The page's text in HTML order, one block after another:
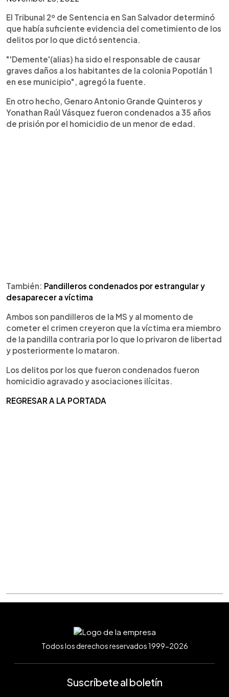
El Tribunal 2º de Sentencia en San Salvador determinó
que había suficiente evidencia del cometimiento de los
delitos por lo que dictó sentencia.
"'Demente'(alias) ha sido el responsable de causar
graves daños a los habitantes de la colonia Popotlán 1
en ese municipio", agregó la fuente.
En otro hecho, Genaro Antonio Grande Quinteros y
Yonathan Raúl Vásquez fueron condenados a 35 años
de prisión por el homicidio de un menor de edad.
También: Pandilleros condenados por estrangular y
desaparecer a víctima
Ambos son pandilleros de la MS y al momento de
cometer el crimen creyeron que la víctima era miembro
de la pandilla contraria por lo que lo privaron de libertad
y posteriormente lo mataron.
Los delitos por los que fueron condenados fueron
homicidio agravado y asociaciones ilícitas.
REGRESAR A LA PORTADA
Todos los derechos reservados 1999-2026
Suscríbete al boletín